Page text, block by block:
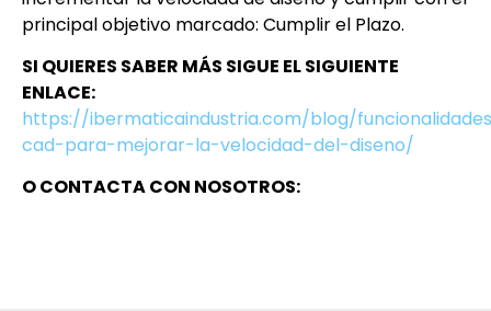
principal objetivo marcado: Cumplir el Plazo.
SI QUIERES SABER MÁS SIGUE EL SIGUIENTE
ENLACE:
https://ibermaticaindustria.com/blog/
cad-para-mejorar-la-velocidad-del-diseno/
O CONTACTA CON NOSOTROS: